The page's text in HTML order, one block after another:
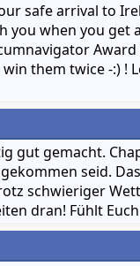
safe arrival to
when you get
them twice -:) !
gut gemacht.
seid.
schwieriger
dran! Fühlt